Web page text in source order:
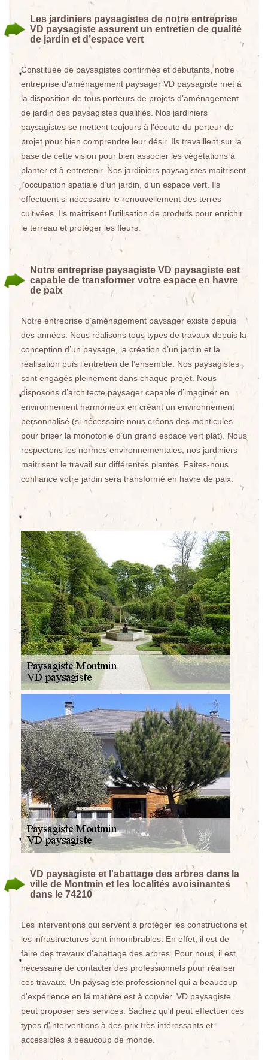
Les jardiniers paysagistes de notre entreprise
VD paysagiste assurent un entretien de qualité
de jardin et d’espace vert
Constituée de paysagistes confirmés et débutants, notre
entreprise d’aménagement paysager VD paysagiste met à
la disposition de tous porteurs de projets d’aménagement
de jardin des paysagistes qualifiés. Nos jardiniers
paysagistes se mettent toujours à l’écoute du porteur de
projet pour bien comprendre leur désir. Ils travaillent sur la
base de cette vision pour bien associer les végétations à
planter et à entretenir. Nos jardiniers paysagistes maitrisent
l’occupation spatiale d’un jardin, d’un espace vert. Ils
effectuent si nécessaire le renouvellement des terres
cultivées. Ils maitrisent l’utilisation de produits pour enrichir
le terreau et protéger les fleurs.
Notre entreprise paysagiste VD paysagiste est
capable de transformer votre espace en havre
de paix
Notre entreprise d’aménagement paysager existe depuis
des années. Nous réalisons tous types de travaux depuis la
conception d’un paysage, la création d’un jardin et la
réalisation puis l’entretien de l’ensemble. Nos paysagistes
sont engagés pleinement dans chaque projet. Nous
disposons d’architecte paysager capable d’imaginer en
environnement harmonieux en créant un environnement
personnalisé (si nécessaire nous créons des monticules
pour briser la monotonie d’un grand espace vert plat). Nous
respectons les normes environnementales, nos jardiniers
maitrisent le travail sur différentes plantes. Faites-nous
confiance votre jardin sera transformé en havre de paix.
VD paysagiste et l'abattage des arbres dans la
ville de Montmin et les localités avoisinantes
dans le 74210
Les interventions qui servent à protéger les constructions et
les infrastructures sont innombrables. En effet, il est de
faire des travaux d'abattage des arbres. Pour nous, il est
nécessaire de contacter des professionnels pour réaliser
ces travaux. Un paysagiste professionnel qui a beaucoup
d'expérience en la matière est à convier. VD paysagiste
peut proposer ses services. Sachez qu'il peut effectuer ces
types d'interventions à des prix très intéressants et
accessibles à beaucoup de monde.